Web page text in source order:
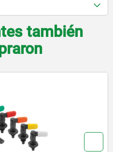
también